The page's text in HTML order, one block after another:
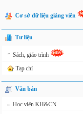
Cơ sở dữ liệu giảng viên
Tư liệu
» Sách, giáo trình
Tạp chí
Văn bản
» Học viện KH&CN